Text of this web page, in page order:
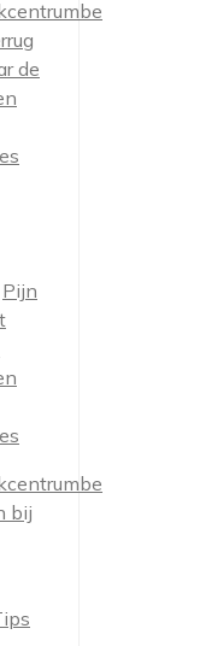
de
Pijn
bij